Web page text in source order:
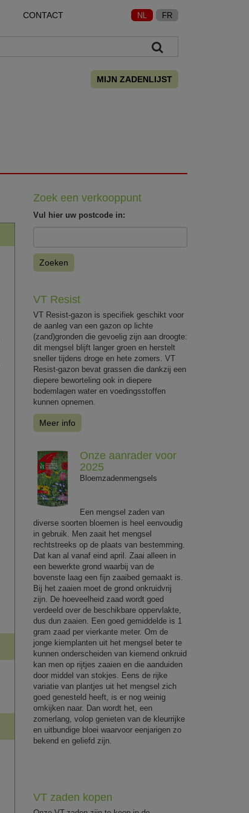
CONTACT NL FR
MIJN ZADENLIJST
Zoek een verkooppunt
Vul hier uw postcode in:
Zoeken
VT Resist
VT Resist-gazon is specifiek geschikt voor
de aanleg van een gazon op lichte
(zand)gronden die gevoelig zijn aan droogte:
dit mengsel blijft langer groen en herstelt
sneller tijdens droge en hete zomers. VT
Resist-gazon bevat grassen die dankzij een
diepere beworteling ook in diepere
bodemlagen water en voedingsstoffen
kunnen opnemen.
Meer info
Onze aanrader voor
2025
Bloemzadenmengsels
Een mengsel zaden van
diverse soorten bloemen is heel eenvoudig
in gebruik. Men zaait het mengsel
rechtstreeks op de plaats van bestemming.
Dat kan al vanaf eind april. Zaai alleen in
een bewerkte grond waarbij van de
bovenste laag een fijn zaaibed gemaakt is.
Bij het zaaien moet de grond onkruidvrij
zijn. De hoeveelheid zaad wordt goed
verdeeld over de beschikbare oppervlakte,
dus dun zaaien. Een goed gemiddelde is 1
gram zaad per vierkante meter. Om de
jonge kiemplanten uit het mengsel beter te
kunnen onderscheiden van kiemend onkruid
kan men op rijtjes zaaien en die aanduiden
door middel van stokjes. Eens de rijke
variatie van plantjes uit het mengsel zich
goed genesteld heeft, is er nog weinig
omkijken naar. Dan wordt het, een
zomerlang, volop genieten van de kleurrijke
en uitbundige bloei waarvoor eenjarigen zo
bekend en geliefd zijn.
VT zaden kopen